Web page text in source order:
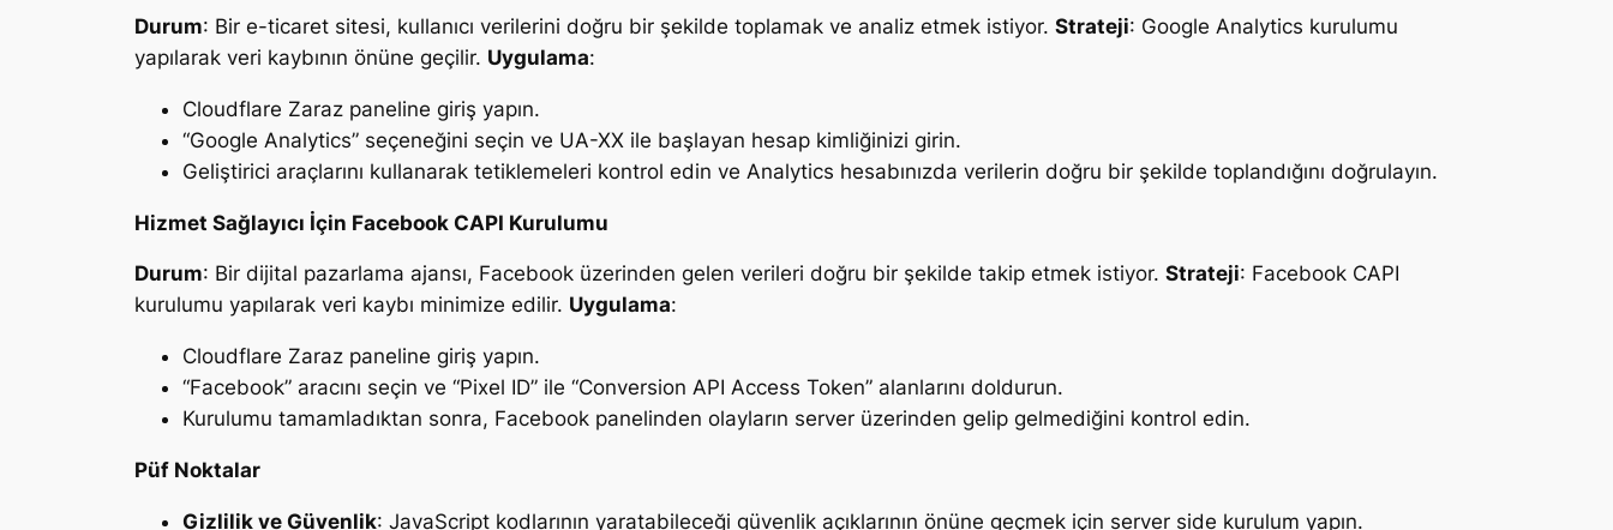
Durum: Bir e-ticaret sitesi, kullanıcı verilerini doğru bir şekilde toplamak ve analiz etmek istiyor. Strateji: Google Analytics kurulumu
yapılarak veri kaybının önüne geçilir. Uygulama:
Cloudflare Zaraz paneline giriş yapın.
“Google Analytics” seçeneğini seçin ve UA-XX ile başlayan hesap kimliğinizi girin.
Geliştirici araçlarını kullanarak tetiklemeleri kontrol edin ve Analytics hesabınızda verilerin doğru bir şekilde toplandığını doğrulayın.
Hizmet Sağlayıcı İçin Facebook CAPI Kurulumu
Durum: Bir dijital pazarlama ajansı, Facebook üzerinden gelen verileri doğru bir şekilde takip etmek istiyor. Strateji: Facebook CAPI
kurulumu yapılarak veri kaybı minimize edilir. Uygulama:
Cloudflare Zaraz paneline giriş yapın.
“Facebook” aracını seçin ve “Pixel ID” ile “Conversion API Access Token” alanlarını doldurun.
Kurulumu tamamladıktan sonra, Facebook panelinden olayların server üzerinden gelip gelmediğini kontrol edin.
Püf Noktalar
Gizlilik ve Güvenlik: JavaScript kodlarının yaratabileceği güvenlik açıklarının önüne geçmek için server side kurulum yapın.